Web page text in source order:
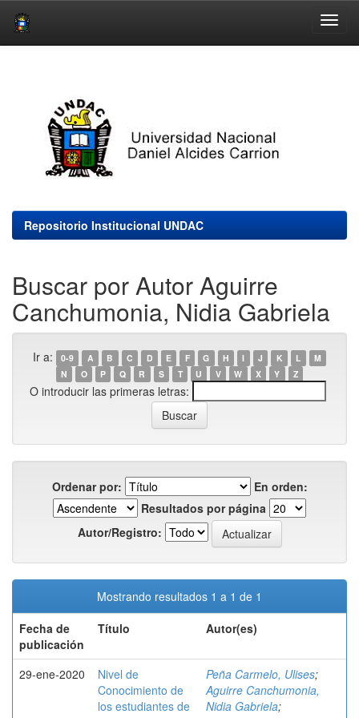
Repositorio Institucional UNDAC
Buscar por Autor Aguirre
Canchumonia, Nidia Gabriela
Ir a: 0-9 A B C D E F G H I J K L
M
N
O P Q R S T U V W X Y Z
O introducir las primeras letras:
Ordenar por:
En orden:
Resultados por página
Autor/Registro:
Mostrando resultados 1 a 1 de 1
Fecha de
publicación
Título Autor(es)
29-ene-2020
Nivel de
Conocimiento de
los estudiantes de
Peña Carmelo, Ulises;
Aguirre Canchumonia,
Nidia Gabriela;